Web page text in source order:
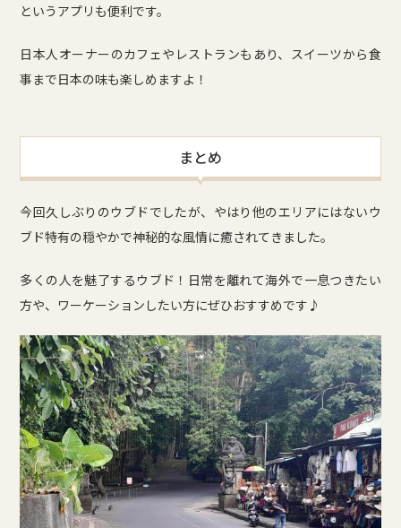
というアプリも便利です。
日本人オーナーのカフェやレストランもあり、スイーツから食
事まで日本の味も楽しめますよ！
まとめ
今回久しぶりのウブドでしたが、やはり他のエリアにはないウ
ブド特有の穏やかで神秘的な風情に癒されてきました。
多くの人を魅了するウブド！日常を離れて海外で一息つきたい
方や、ワーケーションしたい方にぜひおすすめです♪